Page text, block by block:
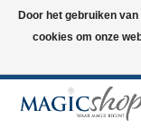
Altijd de nieuwste trucs
Langskomen in onze
Door het gebruiken
cookies om onze